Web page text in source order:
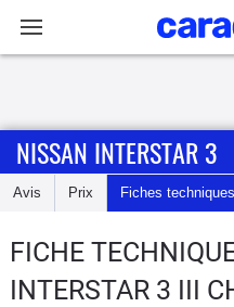
Accueil
Essais
NISSAN INTERSTAR 3
Avis Prix Fiches techniques
FICHE
INTERSTAR 3 III